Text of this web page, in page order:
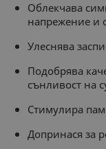
Облекчава
напрежение и
Улеснява
Подобрява
сънливост на
Стимулира
Допринася за